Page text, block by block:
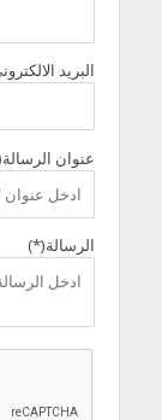
البريد
عنوان
الرسالة(*)